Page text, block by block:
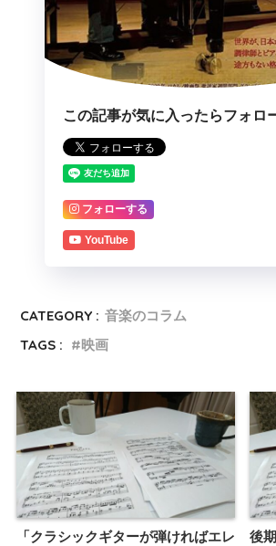
この記事が気に入ったらフォロ
フォローする
YouTube
CATEGORY : 音楽のコラム
TAGS :
映画
「クラシックギターが弾ければエレ
後